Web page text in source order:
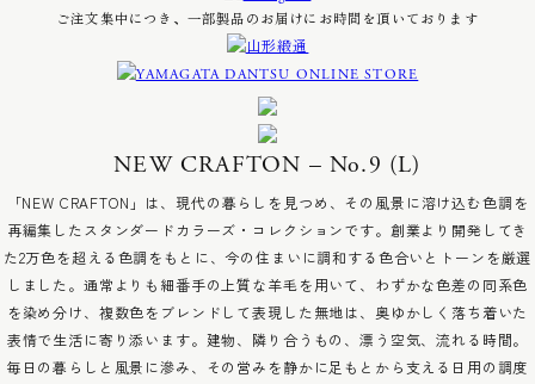
ご注文集中につき、一部製品のお届けにお時間を頂いております
NEW CRAFTON – No.9 (L)
「NEW CRAFTON」は、現代の暮らしを見つめ、その風景に溶け込む色調を
再編集したスタンダードカラーズ・コレクションです。創業より開発してき
た2万色を超える色調をもとに、今の住まいに調和する色合いとトーンを厳選
しました。通常よりも細番手の上質な羊毛を用いて、わずかな色差の同系色
を染め分け、複数色をブレンドして表現した無地は、奥ゆかしく落ち着いた
表情で生活に寄り添います。建物、隣り合うもの、漂う空気、流れる時間。
毎日の暮らしと風景に滲み、その営みを静かに足もとから支える日用の調度